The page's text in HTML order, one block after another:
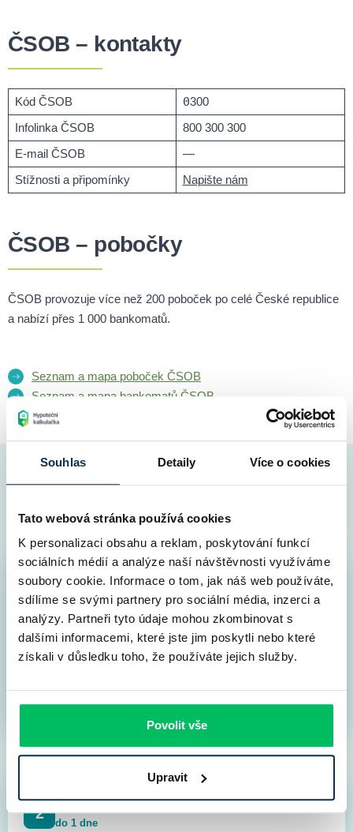
Souhlas Detaily Více o cookies
Tato webová stránka používá cookies
K personalizaci obsahu a reklam, poskytování funkcí
sociálních médií a analýze naší návštěvnosti využíváme
soubory cookie. Informace o tom, jak náš web používáte,
sdílíme se svými partnery pro sociální média, inzerci a
analýzy. Partneři tyto údaje mohou zkombinovat s
dalšími informacemi, které jste jim poskytli nebo které
získali v důsledku toho, že používáte jejich služby.
Povolit vše
Upravit
ČSOB – kontakty
Kód ČSOB 0300
Infolinka ČSOB
800 300 300
E-mail ČSOB
—
Stížnosti a připomínky
Napište nám
ČSOB – pobočky
ČSOB provozuje více než 200 poboček po celé České republice
a nabízí přes 1 000 bankomatů.
Seznam a mapa poboček ČSOB
Seznam a mapa bankomatů ČSOB
Jak probíhá vyřízení hypotéky s námi
Peníze máte na účtu velice rychle
1 Srovnání všech hypoték v ČR
5 minut
Vyplňte nám co nejvíce informací, zpřesníte si tak
nabídku a získáte lepší podmínky. Přidělíme vám též
online hypotečního specialistu, který vám bude k
2 Záměr financování do banky
do 1 dne